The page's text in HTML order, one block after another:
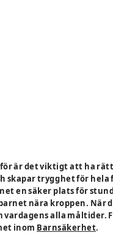
är det viktigt att ha
trygghet för
en säker plats för
nära kroppen.
vardagens alla
inom Barnsäkerhet.